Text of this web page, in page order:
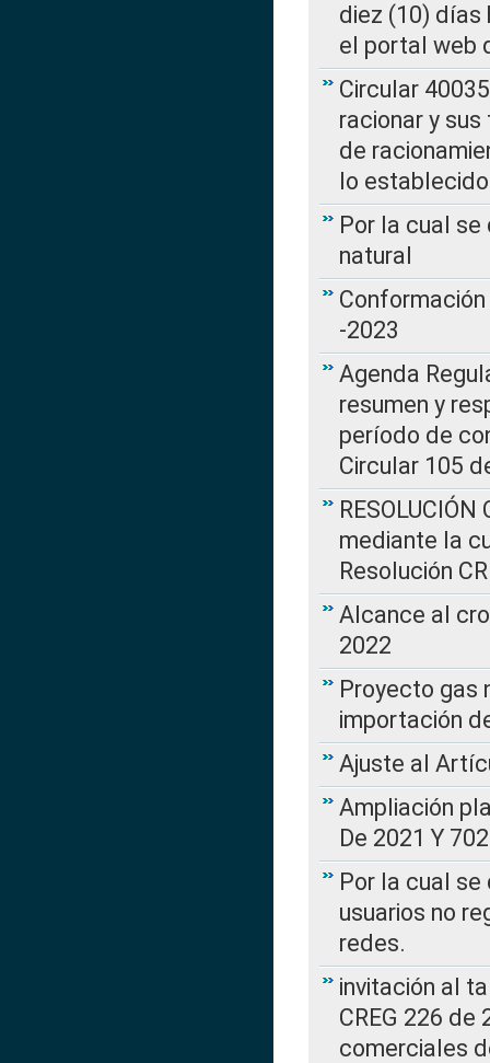
diez (10) días
el portal web
Circular
racionar y
de
lo
Por la cual
natural
-2023
Agenda
resumen y
período de
Circular 105
mediante la
Resolución
Alcance al
2022
Proyecto gas
importación
Ajuste al
Ampliación
De 2021 Y
Por la cual
usuarios no
redes.
invitación al
CREG 226
comerciales